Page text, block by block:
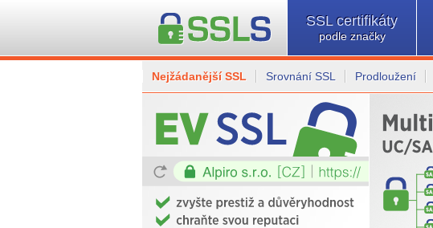
SSL certifikáty
podle značky
Nejžádanější SSL Srovnání SSL Prodloužení